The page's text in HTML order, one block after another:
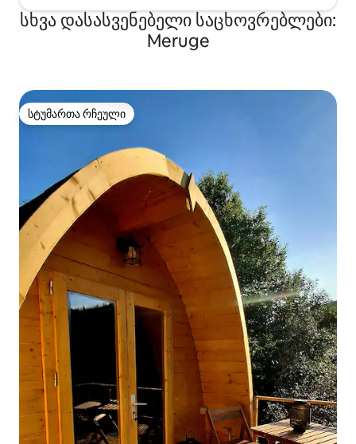
სხვა დასასვენებელი საცხოვრებლები:
Meruge
სტუმართა რჩეული
სტუმართა რჩეული